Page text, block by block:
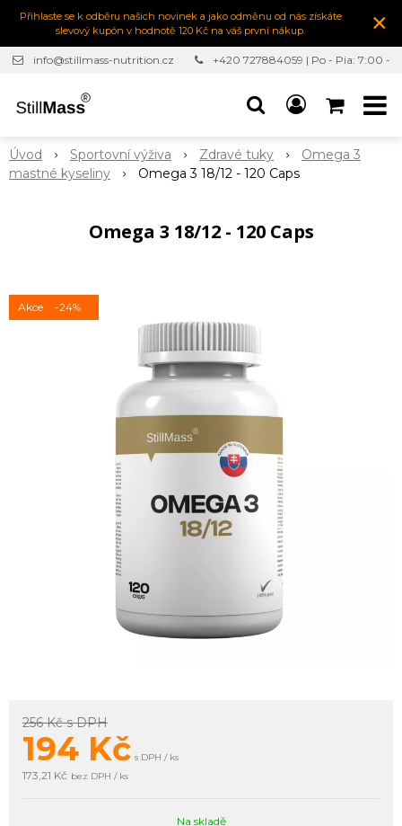
Přihlaste se k odběru našich novinek a jako odměnu od nás získáte
slevový kupón v hodnotě 120 Kč na váš první nákup.
×
info@stillmass-nutrition.cz
+420 727884059 | Po - Pia: 7:00 -
Úvod Sportovní výživa Zdravé tuky
Omega 3
mastné kyseliny
Omega 3 18/12 - 120 Caps
Omega 3 18/12 - 120 Caps
Akce -24%
256 Kčs DPH
194 Kč s DPH / ks
173,21 Kč bez DPH / ks
Na skladě